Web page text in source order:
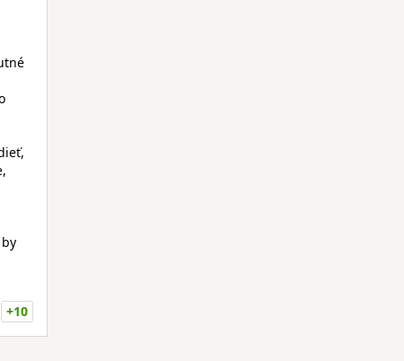
+10